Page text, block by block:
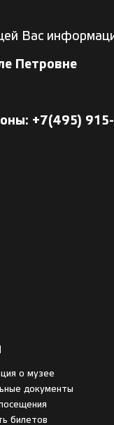
Вас
Петровне
+7(495)
о музее
документы
билетов